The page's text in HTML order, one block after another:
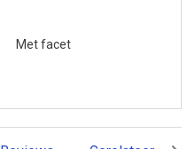
Met facet